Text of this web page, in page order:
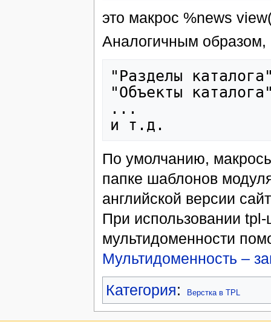
это макрос %news
Аналогичным образом,
"Разделы
"Объекты
...
По умолчанию,
папке шаблонов
английской версии
При использовании
мультидоменности
Мультидоменность –
Категория: Верстка в TPL